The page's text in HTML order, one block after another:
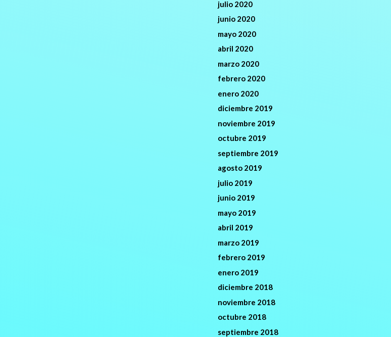
julio 2020
junio 2020
mayo 2020
abril 2020
marzo 2020
febrero 2020
enero 2020
diciembre 2019
noviembre 2019
octubre 2019
septiembre 2019
agosto 2019
julio 2019
junio 2019
mayo 2019
abril 2019
marzo 2019
febrero 2019
enero 2019
diciembre 2018
noviembre 2018
octubre 2018
septiembre 2018